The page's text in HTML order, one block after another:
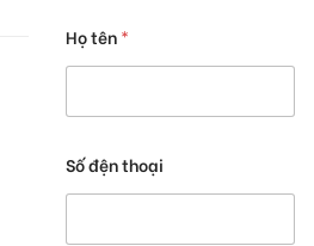
Họ tên*
Số đện thoại